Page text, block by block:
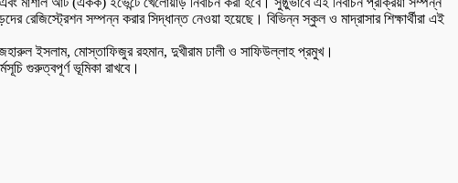
সম্পন্ন করার সিদ্ধান্ত নেওয়া হয়েছে। বিভিন্ন স্কুল ও মাদ্রাসার শিক্ষার্থীরা এই
ইসলাম, মোস্তাফিজুর রহমান, দুখীরাম ঢালী ও সাফিউল্লাহ প্রমুখ।
গুরুত্বপূর্ণ ভূমিকা রাখবে।